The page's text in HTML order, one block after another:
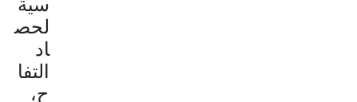
سية
لحص
اد
التفا
ح،